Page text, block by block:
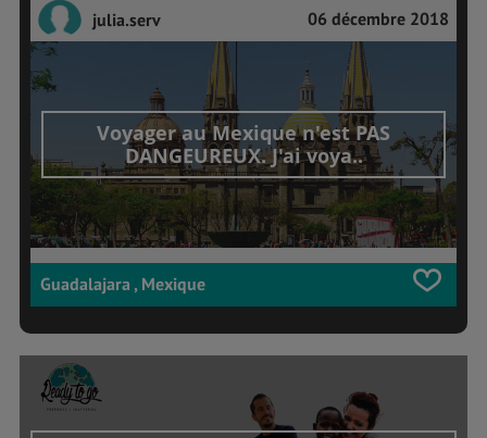
julia.serv 06 décembre 2018
Voyager au Mexique n'est PAS
DANGEUREUX. J'ai voya..
Guadalajara , Mexique